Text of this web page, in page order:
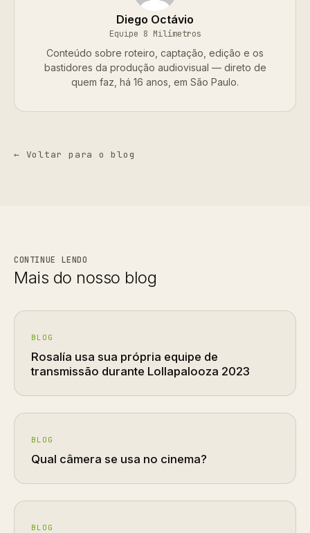
Diego Octávio
Equipe 8 Milímetros
Conteúdo sobre roteiro, captação, edição e os
bastidores da produção audiovisual — direto de
quem faz, há 16 anos, em São Paulo.
← Voltar para o blog
CONTINUE LENDO
Mais do nosso blog
BLOG
Rosalía usa sua própria equipe de
transmissão durante Lollapalooza 2023
BLOG
Qual câmera se usa no cinema?
BLOG